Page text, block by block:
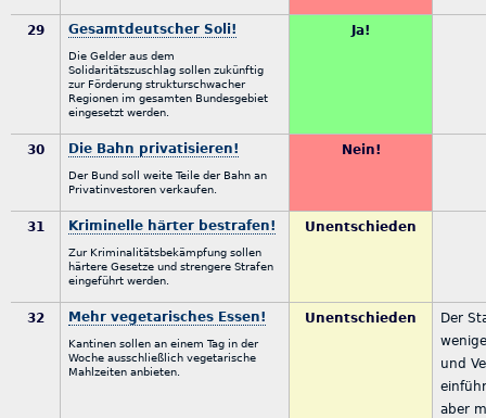
29 Gesamtdeutscher Soli!
Die Gelder aus dem
Solidaritätszuschlag sollen zukünftig
zur Förderung strukturschwacher
Regionen im gesamten Bundesgebiet
eingesetzt werden.
Ja!
30 Die Bahn privatisieren!
Der Bund soll weite Teile der Bahn an
Privatinvestoren verkaufen.
Nein!
31 Kriminelle härter bestrafen!
Zur Kriminalitätsbekämpfung sollen
härtere Gesetze und strengere Strafen
eingeführt werden.
Unentschieden
32 Mehr vegetarisches Essen!
Kantinen sollen an einem Tag in der
Woche ausschließlich vegetarische
Mahlzeiten anbieten.
Unentschieden
Der
und
aber